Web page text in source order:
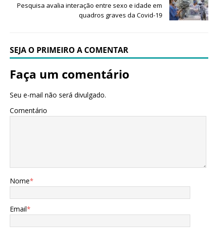
Pesquisa avalia interação entre sexo e idade em
quadros graves da Covid-19
SEJA O PRIMEIRO A COMENTAR
Faça um comentário
Seu e-mail não será divulgado.
Comentário
Nome*
Email*